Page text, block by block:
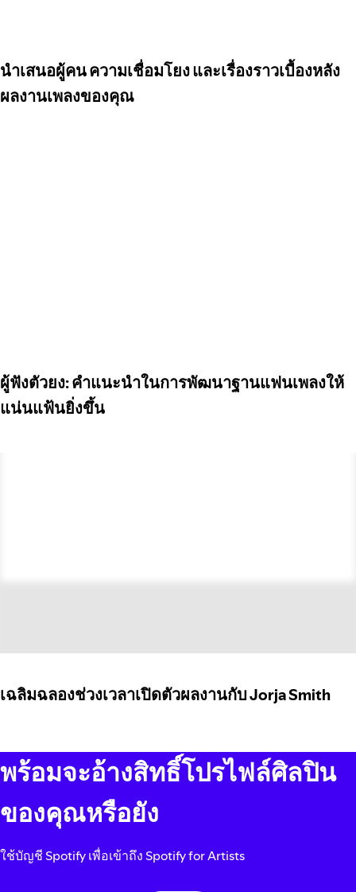
นำเสนอผู้คน ความเชื่อมโยง และเรื่องราวเบื้องหลัง
ผลงานเพลงของคุณ
ผู้ฟังตัวยง: คำแนะนำในการพัฒนาฐานแฟนเพลงให้
แน่นแฟ้นยิ่งขึ้น
เฉลิมฉลองช่วงเวลาเปิดตัวผลงานกับ Jorja Smith
พร้อมจะอ้างสิทธิ์โปรไฟล์ศิลปิน
ของคุณหรือยัง
ใช้บัญชี Spotify เพื่อเข้าถึง Spotify for Artists